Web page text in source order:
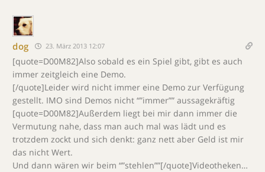
dog 23. März 2013 12:07
[quote=D00M82]Also sobald es ein Spiel gibt, gibt es auch
immer zeitgleich eine Demo.
[/quote]Leider wird nicht immer eine Demo zur Verfügung
gestellt. IMO sind Demos nicht “”immer”” aussagekräftig
[quote=D00M82]Außerdem liegt bei mir dann immer die
Vermutung nahe, dass man auch mal was lädt und es
trotzdem zockt und sich denkt: ganz nett aber Geld ist mir
das nicht Wert.
Und dann wären wir beim “”stehlen””[/quote]Videotheken…